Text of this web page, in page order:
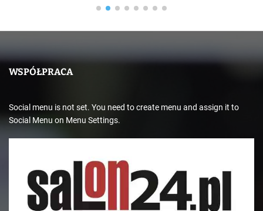
WSPÓŁPRACA
Social menu is not set. You need to create menu and assign it to
Social Menu on Menu Settings.